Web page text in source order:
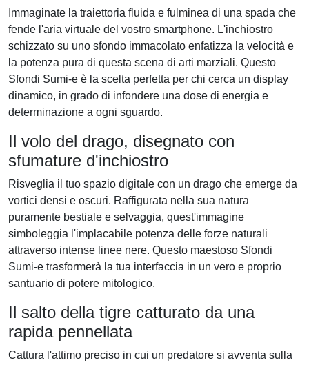
Immaginate la traiettoria fluida e fulminea di una spada che
fende l'aria virtuale del vostro smartphone. L'inchiostro
schizzato su uno sfondo immacolato enfatizza la velocità e
la potenza pura di questa scena di arti marziali. Questo
Sfondi Sumi-e è la scelta perfetta per chi cerca un display
dinamico, in grado di infondere una dose di energia e
determinazione a ogni sguardo.
Il volo del drago, disegnato con
sfumature d'inchiostro
Risveglia il tuo spazio digitale con un drago che emerge da
vortici densi e oscuri. Raffigurata nella sua natura
puramente bestiale e selvaggia, quest'immagine
simboleggia l'implacabile potenza delle forze naturali
attraverso intense linee nere. Questo maestoso Sfondi
Sumi-e trasformerà la tua interfaccia in un vero e proprio
santuario di potere mitologico.
Il salto della tigre catturato da una
rapida pennellata
Cattura l'attimo preciso in cui un predatore si avventa sulla